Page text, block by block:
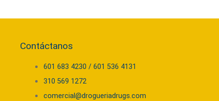
Contáctanos
601 683 4230 / 601 536 4131
310 569 1272
comercial@drogueriadrugs.com